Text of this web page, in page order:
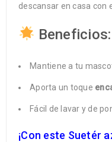
descansar en casa con
Beneficios:
Mantiene a tu
Aporta un toque
Fácil de lavar y de
¡Con este Suetér